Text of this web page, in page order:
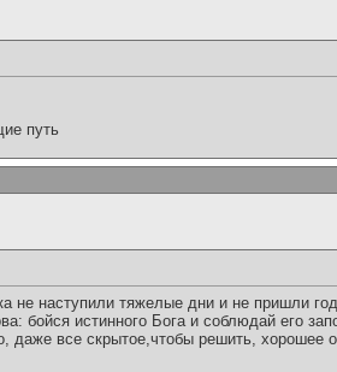
путь
не наступили тяжелые дни и не пришли
бойся истинного Бога и соблюдай его
даже все скрытое,чтобы решить, хорошее